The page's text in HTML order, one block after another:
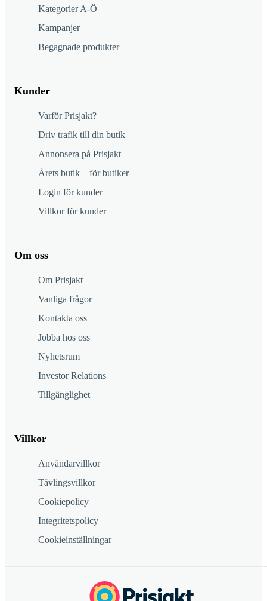
Kategorier A-Ö
Kampanjer
Begagnade produkter
Kunder
Varför Prisjakt?
Driv trafik till din butik
Annonsera på Prisjakt
Årets butik – för butiker
Login för kunder
Villkor för kunder
Om oss
Om Prisjakt
Vanliga frågor
Kontakta oss
Jobba hos oss
Nyhetsrum
Investor Relations
Tillgänglighet
Villkor
Användarvillkor
Tävlingsvillkor
Cookiepolicy
Integritetspolicy
Cookieinställningar